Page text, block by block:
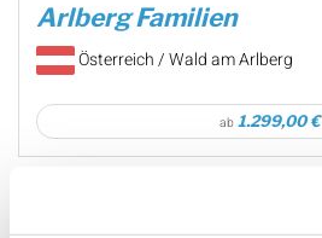
Arlberg Familien
Österreich / Wald am Arlberg
ab 1.299,00 €